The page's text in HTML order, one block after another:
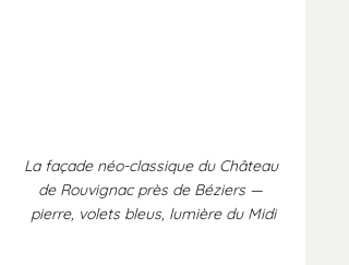
La façade néo-classique du Château
de Rouvignac près de Béziers —
pierre, volets bleus, lumière du Midi